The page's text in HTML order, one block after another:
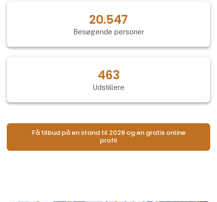
20.547
Besøgende personer
463
Udstillere
Få tilbud på en stand til 2028 og en gratis online
profil